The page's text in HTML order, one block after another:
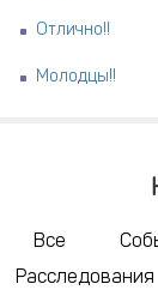
Отлично!!
Молодцы!!
Все
Расследования